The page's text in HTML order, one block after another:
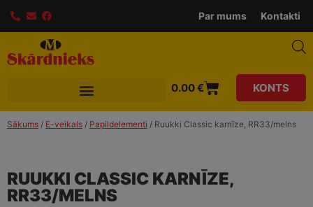
Par mums Kontakti
0.00€ KONTS
Sākums / E-veikals / Papildelementi / Ruukki Classic karnīze, RR33/melns
RUUKKI CLASSIC KARNĪZE,
RR33/MELNS